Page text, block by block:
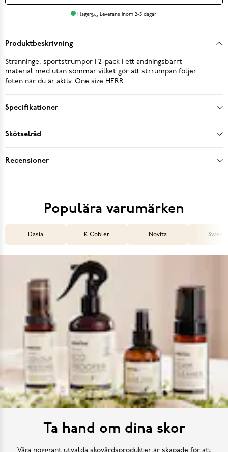
I lager Leverans inom 2-5 dagar
Produktbeskrivning
Stranninge, sportstrumpor i 2-pack i ett andningsbarrt
material med utan sömmar vilket gör att strrumpan följer
foten när du är aktlv. One size HERR
Specifikationer
Skötselråd
Recensioner
Populära varumärken
Dasia K.Cobler Novita
Ta hand om dina skor